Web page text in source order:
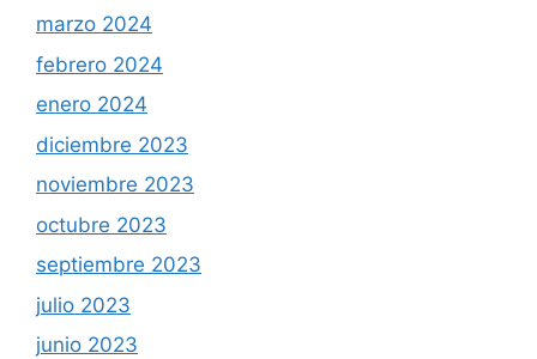
marzo 2024
febrero 2024
enero 2024
diciembre 2023
noviembre 2023
octubre 2023
septiembre 2023
julio 2023
junio 2023